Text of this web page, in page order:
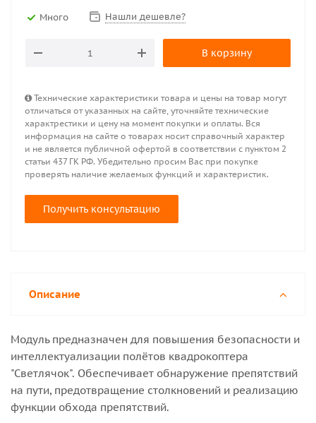
Много Нашли дешевле?
В корзину
Технические характеристики товара и цены на товар могут
отличаться от указанных на сайте, уточняйте технические
характрестики и цену на момент покупки и оплаты. Вся
информация на сайте о товарах носит справочный характер
и не является публичной офертой в соответствии с пунктом 2
статьи 437 ГК РФ. Убедительно просим Вас при покупке
проверять наличие желаемых функций и характеристик.
Получить консультацию
Описание
Модуль предназначен для повышения безопасности и
интеллектуализации полётов квадрокоптера
"Светлячок". Обеспечивает обнаружение препятствий
на пути, предотвращение столкновений и реализацию
функции обхода препятствий.